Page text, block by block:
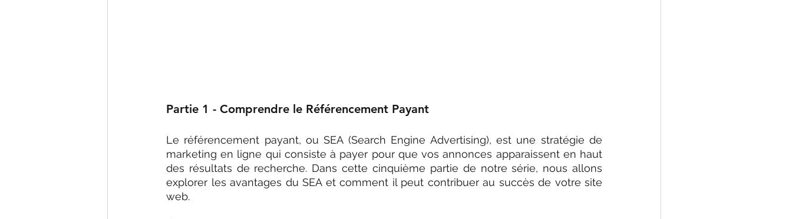
Partie 1 - Comprendre le Référencement Payant
Le référencement payant, ou SEA (Search Engine Advertising), est une stratégie de
marketing en ligne qui consiste à payer pour que vos annonces apparaissent en haut
des résultats de recherche. Dans cette cinquième partie de notre série, nous allons
explorer les avantages du SEA et comment il peut contribuer au succès de votre site
web.